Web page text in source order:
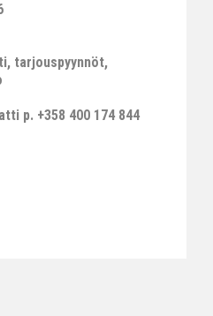
tarjouspyynnöt,
p. +358 400 174 844